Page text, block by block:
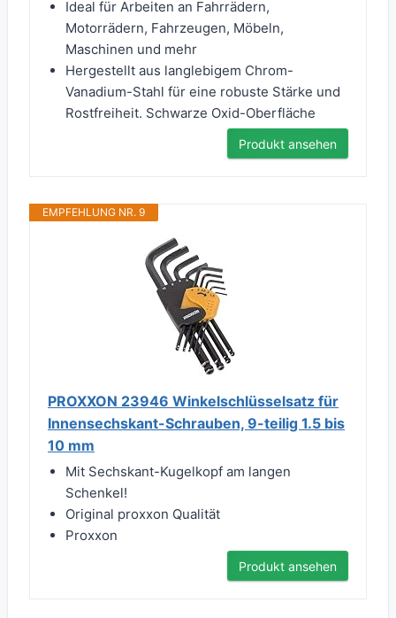
Ideal für Arbeiten an Fahrrädern,
Motorrädern, Fahrzeugen, Möbeln,
Maschinen und mehr
Hergestellt aus langlebigem Chrom-
Vanadium-Stahl für eine robuste Stärke und
Rostfreiheit. Schwarze Oxid-Oberfläche
Produkt ansehen
EMPFEHLUNG NR. 9
PROXXON 23946 Winkelschlüsselsatz für
Innensechskant-Schrauben, 9-teilig 1.5 bis
10 mm
Mit Sechskant-Kugelkopf am langen
Schenkel!
Original proxxon Qualität
Proxxon
Produkt ansehen